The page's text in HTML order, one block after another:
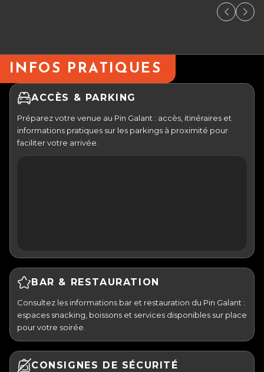
INFOS PRATIQUES
ACCÈS & PARKING
Préparez votre venue au Pin Galant : accès, itinéraires et
informations pratiques sur les parkings à proximité pour
faciliter votre arrivée.
BAR & RESTAURATION
Consultez les informations bar et restauration du Pin Galant :
espaces snacking, boissons et services disponibles sur place
pour votre soirée.
CONSIGNES DE SÉCURITÉ